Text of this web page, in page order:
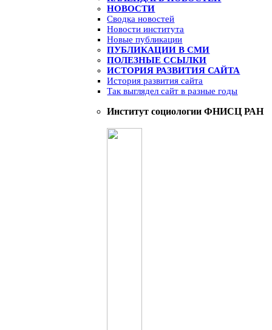
НОВОСТИ
Сводка новостей
Новости института
Новые публикации
ПУБЛИКАЦИИ В СМИ
ПОЛЕЗНЫЕ ССЫЛКИ
ИСТОРИЯ РАЗВИТИЯ САЙТА
История развития сайта
Так выглядел сайт в разные годы
Институт социологии ФНИСЦ РАН